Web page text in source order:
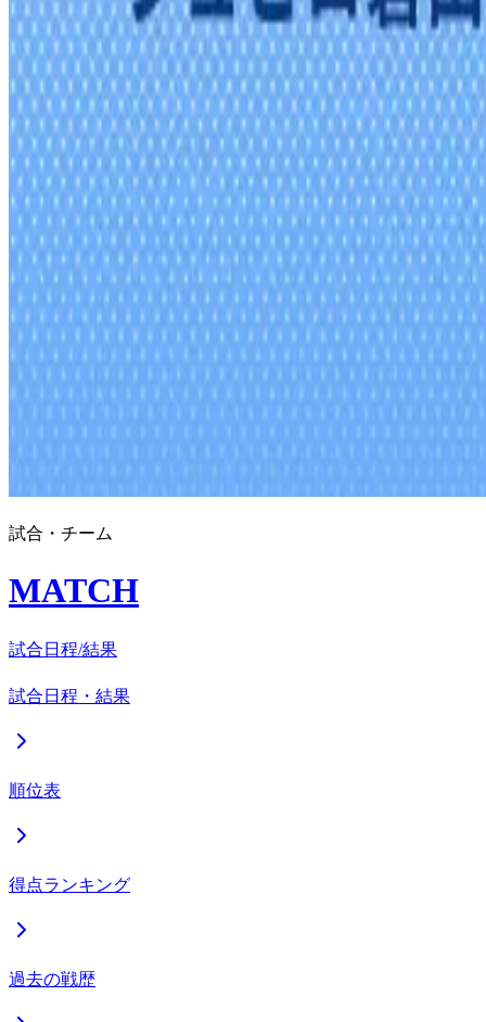
試合・チーム
MATCH
試合日程/結果
試合日程・結果
順位表
得点ランキング
過去の戦歴